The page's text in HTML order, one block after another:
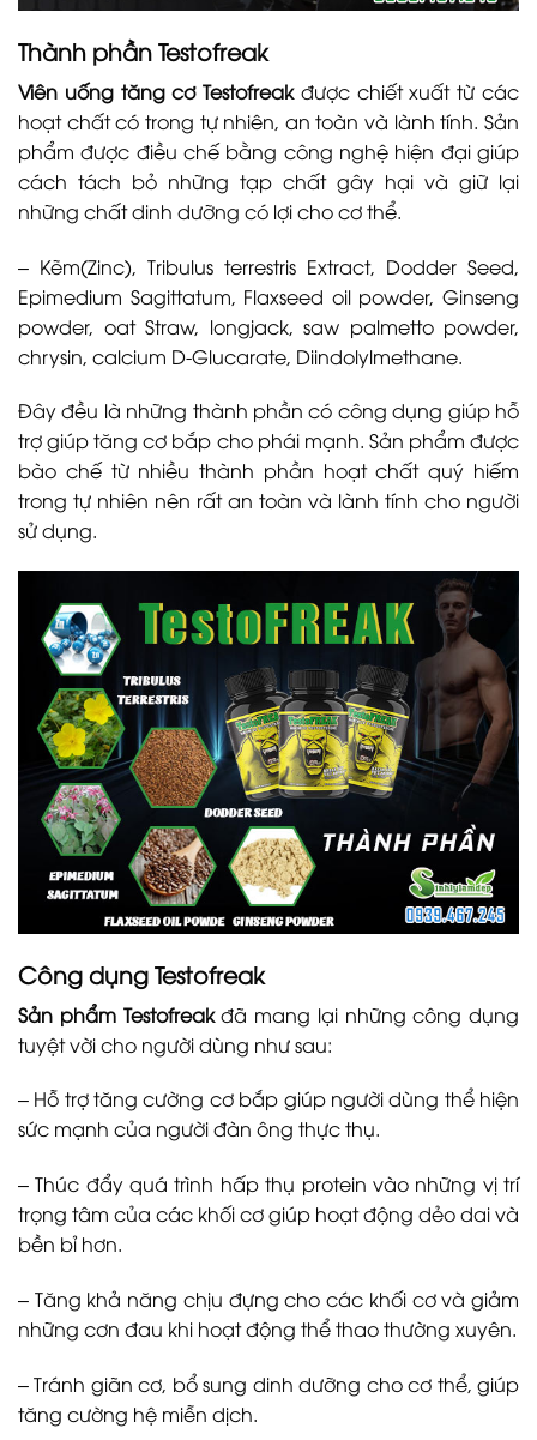
Thành phần Testofreak
Viên uống tăng cơ Testofreakđược chiết xuất từ các
hoạt chất có trong tự nhiên, an toàn và lành tính. Sản
phẩm được điều chế bằng công nghệ hiện đại giúp
cách tách bỏ những tạp chất gây hại và giữ lại
những chất dinh dưỡng có lợi cho cơ thể.
– Kẽm(Zinc), Tribulus terrestris Extract, Dodder Seed,
Epimedium Sagittatum, Flaxseed oil powder, Ginseng
powder, oat Straw, longjack, saw palmetto powder,
chrysin, calcium D-Glucarate, Diindolylmethane.
Đây đều là những thành phần có công dụng giúp hỗ
trợ giúp tăng cơ bắp cho phái mạnh. Sản phẩm được
bào chế từ nhiều thành phần hoạt chất quý hiếm
trong tự nhiên nên rất an toàn và lành tính cho người
sử dụng.
Công dụng Testofreak
Sản phẩm Testofreakđã mang lại những công dụng
tuyệt vời cho người dùng như sau:
– Hỗ trợ tăng cường cơ bắp giúp người dùng thể hiện
sức mạnh của người đàn ông thực thụ.
– Thúc đẩy quá trình hấp thụ protein vào những vị trí
trọng tâm của các khối cơ giúp hoạt động dẻo dai và
bền bỉ hơn.
– Tăng khả năng chịu đựng cho các khối cơ và giảm
những cơn đau khi hoạt động thể thao thường xuyên.
– Tránh giãn cơ, bổ sung dinh dưỡng cho cơ thể, giúp
tăng cường hệ miễn dịch.